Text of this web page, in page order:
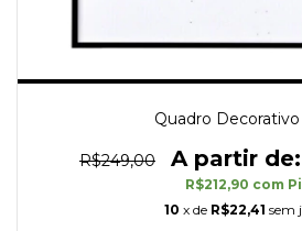
Quadro Decorativo
R$249,00
R$212,90 com
10 x de R$22,41 sem